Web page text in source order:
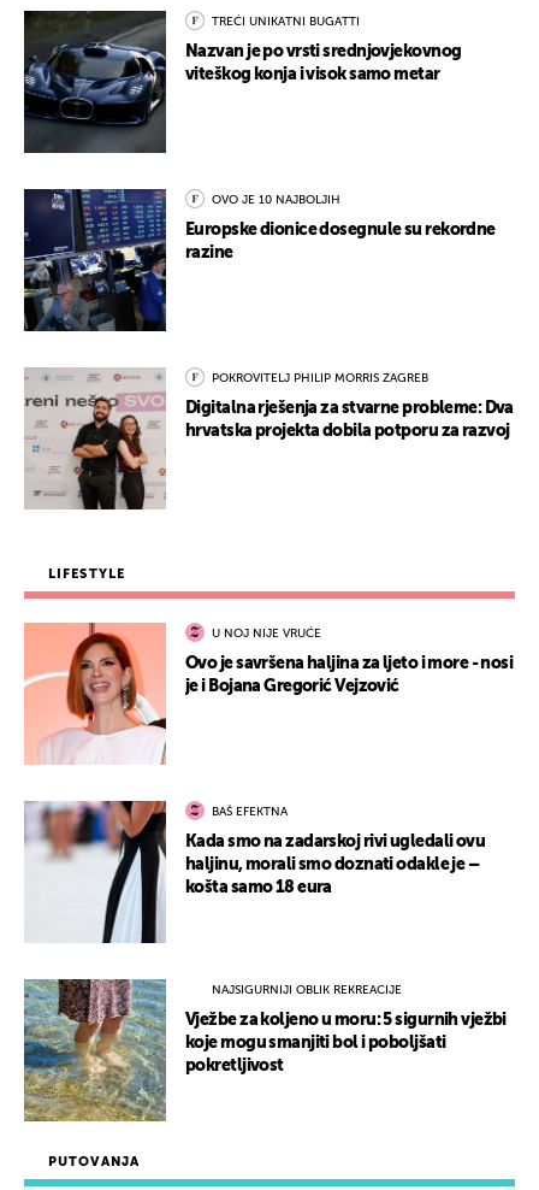
PUTOVANJA
TREĆI UNIKATNI BUGATTI
Nazvan je po vrsti srednjovjekovnog
viteškog konja i visok samo metar
OVO JE 10 NAJBOLJIH
Europske dionice dosegnule su rekordne
razine
POKROVITELJ PHILIP MORRIS ZAGREB
Digitalna rješenja za stvarne probleme: Dva
hrvatska projekta dobila potporu za razvoj
LIFESTYLE
U NOJ NIJE VRUĆE
Ovo je savršena haljina za ljeto i more - nosi
je i Bojana Gregorić Vejzović
BAŠ EFEKTNA
Kada smo na zadarskoj rivi ugledali ovu
haljinu, morali smo doznati odakle je –
košta samo 18 eura
NAJSIGURNIJI OBLIK REKREACIJE
Vježbe za koljeno u moru: 5 sigurnih vježbi
koje mogu smanjiti bol i poboljšati
pokretljivost